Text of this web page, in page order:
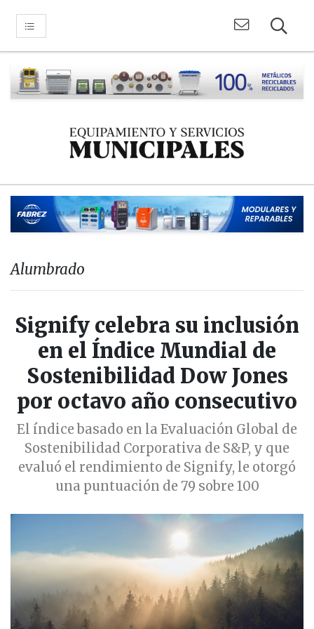
Alumbrado
Signify celebra su inclusión
en el Índice Mundial de
Sostenibilidad Dow Jones
por octavo año consecutivo
El índice basado en la Evaluación Global de
Sostenibilidad Corporativa de S&P, y que
evaluó el rendimiento de Signify, le otorgó
una puntuación de 79 sobre 100